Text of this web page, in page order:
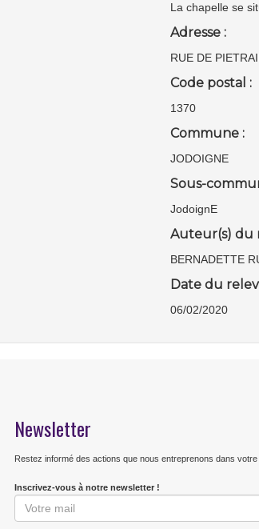
La chapelle se
Adresse :
RUE DE
Code postal :
1370
Commune :
JODOIGNE
Sous-
JodoignE
Auteur(s) du
BERNADETTE
Date du
06/02/2020
Newsletter
Restez informé des actions que nous entreprenons dans votre
Inscrivez-vous à notre newsletter !